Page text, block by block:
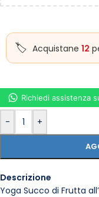
Acquistane 12
- +
Richiedi assistenza
Descrizione
Yoga Succo di Frutta